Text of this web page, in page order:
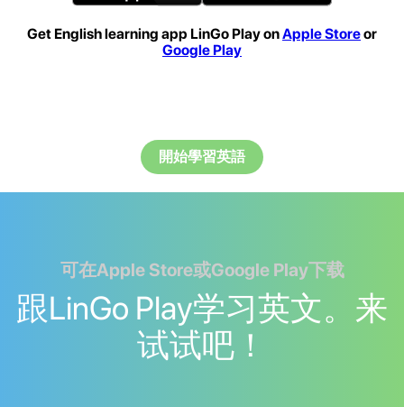
Get English learning app LinGo Play onApple Storeor
Google Play
開始學習英語
可在Apple Store或Google Play下载
跟LinGo Play学习英文。来
试试吧！